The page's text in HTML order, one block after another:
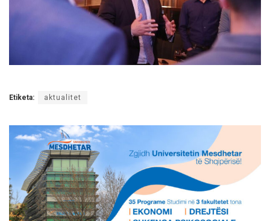
Etiketa: aktualitet